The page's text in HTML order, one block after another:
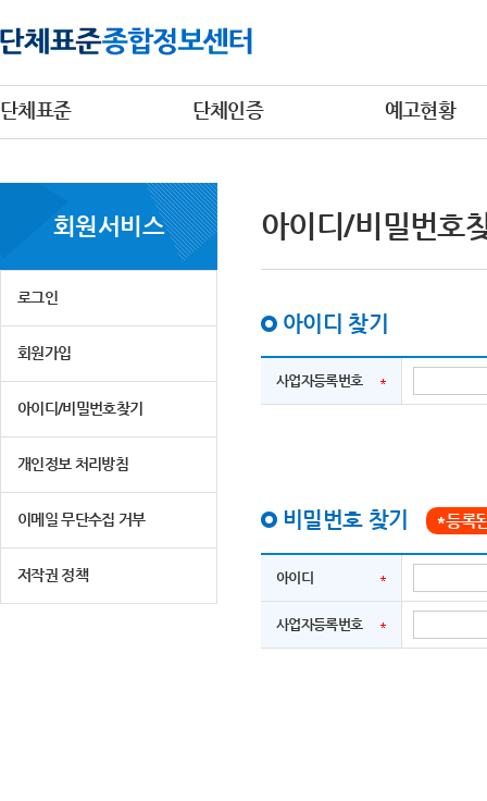
단체표준 단체인증 예고현황
회원서비스
로그인
회원가입
아이디/비밀번호찾기
개인정보 처리방침
이메일 무단수집 거부
저작권 정책
아이디/비밀번호
아이디 찾기
사업자등록번호
비밀번호 찾기 *등록
아이디
사업자등록번호